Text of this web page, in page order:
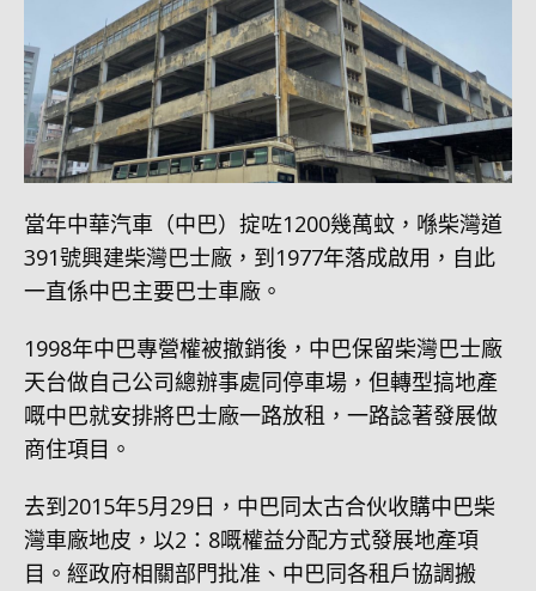
當年中華汽車（中巴）掟咗1200幾萬蚊，喺柴灣道
391號興建柴灣巴士廠，到1977年落成啟用，自此
一直係中巴主要巴士車廠。
1998年中巴專營權被撤銷後，中巴保留柴灣巴士廠
天台做自己公司總辦事處同停車場，但轉型搞地產
嘅中巴就安排將巴士廠一路放租，一路諗著發展做
商住項目。
去到2015年5月29日，中巴同太古合伙收購中巴柴
灣車廠地皮，以2：8嘅權益分配方式發展地產項
目。經政府相關部門批准、中巴同各租戶協調搬